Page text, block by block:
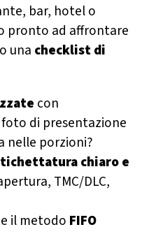
bar, hotel o
pronto ad affrontare
una checklist di
con
di presentazione
nelle porzioni?
chiaro e
TMC/DLC,
il metodo FIFO